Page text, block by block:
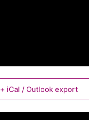
+ iCal / Outlook export